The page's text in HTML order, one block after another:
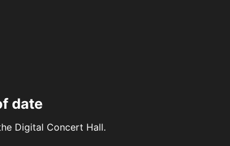
date
Digital Concert Hall.